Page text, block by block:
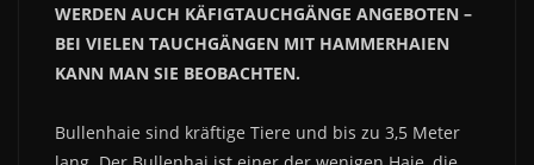
WERDEN AUCH KÄFIGTAUCHGÄNGE ANGEBOTEN –
BEI VIELEN TAUCHGÄNGEN MIT HAMMERHAIEN
KANN MAN SIE BEOBACHTEN.
Bullenhaie sind kräftige Tiere und bis zu 3,5 Meter